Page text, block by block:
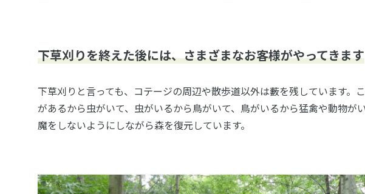
下草刈りを終えた後には、さまざまなお客様がやってきます
下草刈りと言っても、コテージの周辺や散歩道以外は藪を残しています。
があるから虫がいて、虫がいるから鳥がいて、鳥がいるから猛禽や動物が
魔をしないようにしながら森を復元しています。